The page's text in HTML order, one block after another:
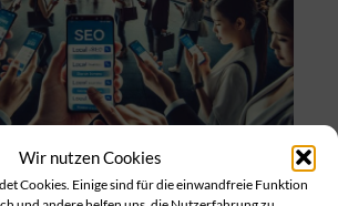
Wir nutzen Cookies
Cookies. Einige sind für die einwandfreie Funktion
und kontinuierliche